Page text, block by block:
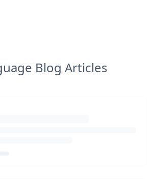
Blog Articles